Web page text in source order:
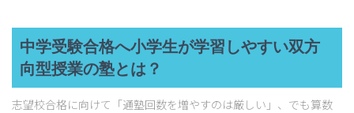
替
中学受験合格へ小学生が学習しやすい双方
向型授業の塾とは？
志望校合格に向けて「通塾回数を増やすのは厳しい」、でも算数